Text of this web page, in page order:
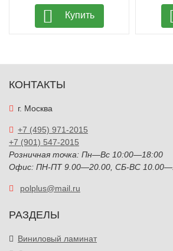
Купить
КОНТАКТЫ
г. Москва
+7 (495) 971-2015
+7 (901) 547-2015
Розничная точка: Пн—Вс 10:00—18:00
Офис: ПН-ПТ 9.00—20.00, СБ-ВС
polplus@mail.ru
РАЗДЕЛЫ
Виниловый ламинат